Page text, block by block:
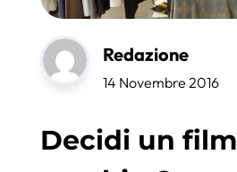
Redazione
14 Novembre 2016
Decidi un